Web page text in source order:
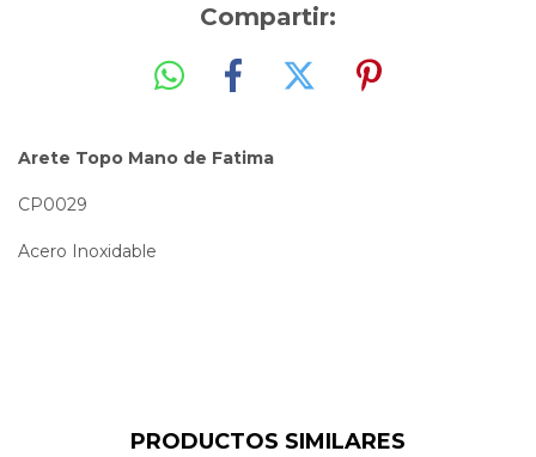
Compartir:
Arete Topo Mano de Fatima
CP0029
Acero Inoxidable
PRODUCTOS SIMILARES